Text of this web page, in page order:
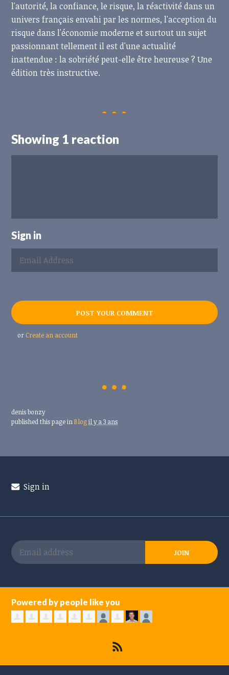
l'autorité, la confiance, le risque, la réactivité dans un
univers français envahi par les normes, l'acception du
risque dans l'économie moderne et surtout un sujet
passionnant tellement il est d'une actualité
inattendue : la sobriété peut-elle être heureuse ? Une
édition très instructive.
Showing 1 reaction
Sign in
or Create an account
denis bonzy
published this page inBlog il y a 3 ans
Sign in
Powered by people like you